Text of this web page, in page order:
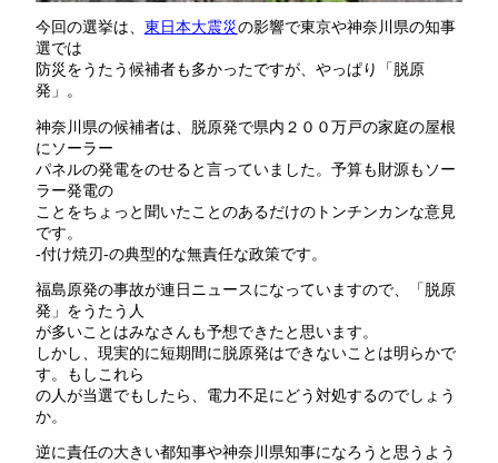
今回の選挙は、 東日本大震災の影響で東京や神奈川県の知事
選では
防災をうたう候補者も多かったですが、やっぱり「脱原
発」。
神奈川県の候補者は、脱原発で県内２００万戸の家庭の屋根
にソーラー
パネルの発電をのせると言っていました。予算も財源もソー
ラー発電の
ことをちょっと聞いたことのあるだけのトンチンカンな意見
です。
-付け焼刃-の典型的な無責任な政策です。
福島原発の事故が連日ニュースになっていますので、「脱原
発」をうたう人
が多いことはみなさんも予想できたと思います。
しかし、現実的に短期間に脱原発はできないことは明らかで
す。もしこれら
の人が当選でもしたら、電力不足にどう対処するのでしょう
か。
逆に責任の大きい都知事や神奈川県知事になろうと思うよう